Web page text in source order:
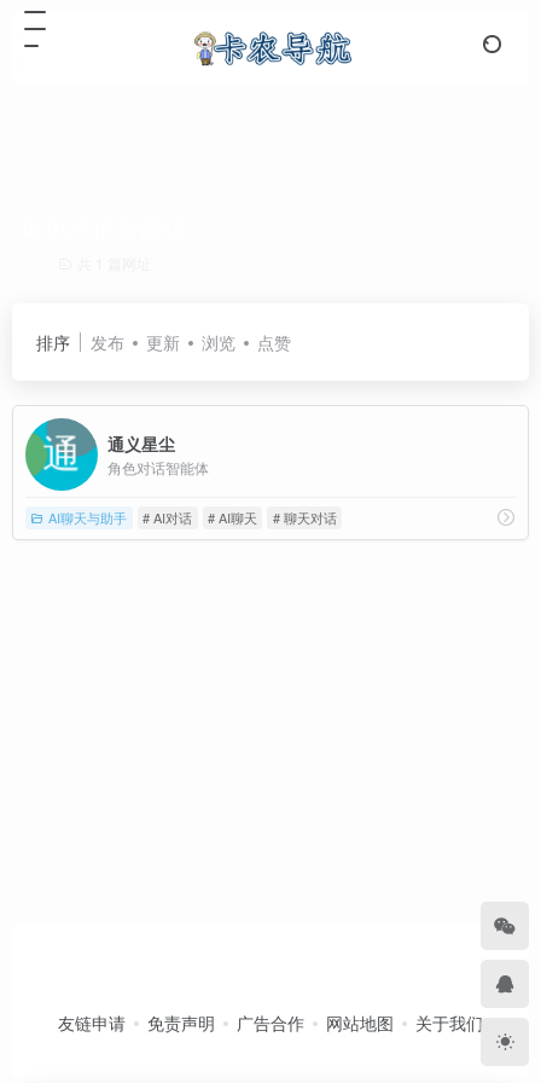
排序 发布 更新 浏览 点赞
通义星尘
角色对话智能体
AI聊天与助手 # AI对话 # AI聊天 # 聊天对话
友链申请 免责声明 广告合作 网站地图 关于我们